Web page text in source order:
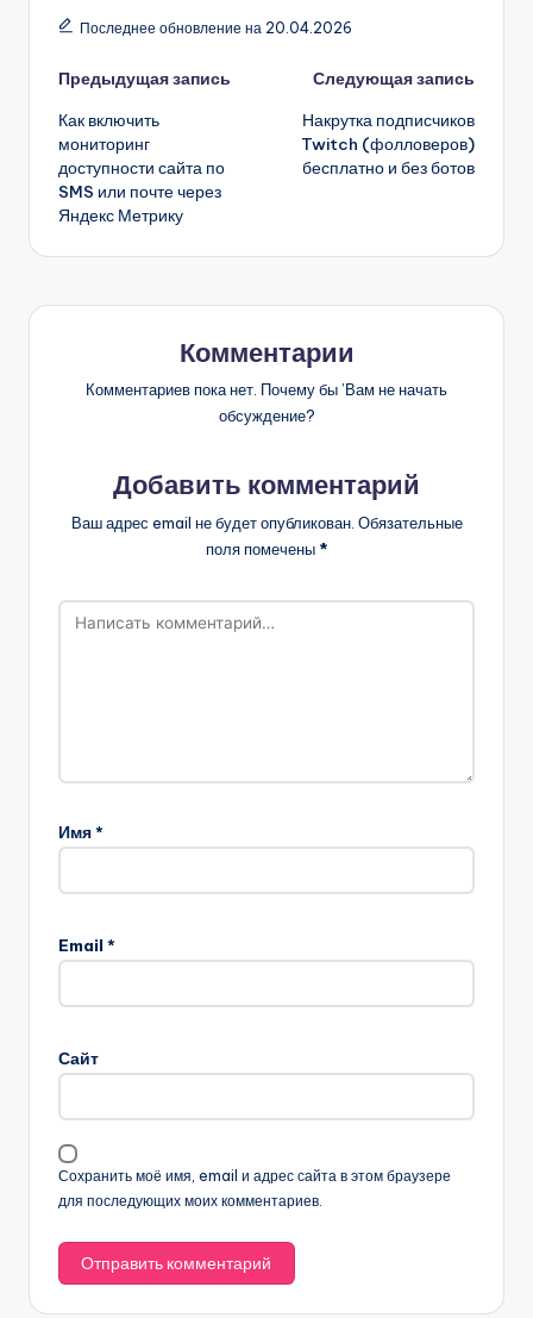
Последнее обновление на 20.04.2026
Навигация
записи
Предыдущая запись
Как включить
мониторинг
доступности сайта по
SMS или почте через
Яндекс Метрику
Следующая запись
Накрутка подписчиков
Twitch (фолловеров)
бесплатно и без ботов
Комментарии
Комментариев пока нет. Почему бы ’Вам не начать
обсуждение?
Добавить комментарий
Ваш адрес email не будет опубликован. Обязательные
поля помечены *
Имя*
Email *
Сайт
Сохранить моё имя, email и адрес сайта в этом браузере
для последующих моих комментариев.